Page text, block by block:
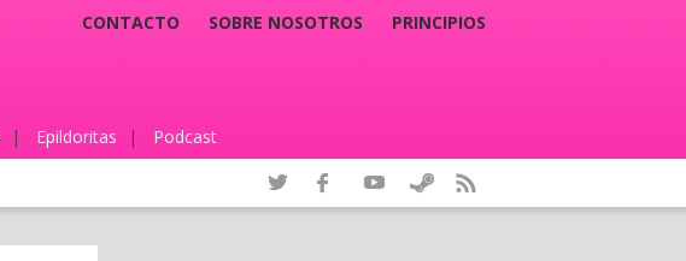
CONTACTO SOBRE NOSOTROS PRINCIPIOS
| Epildoritas | Podcast